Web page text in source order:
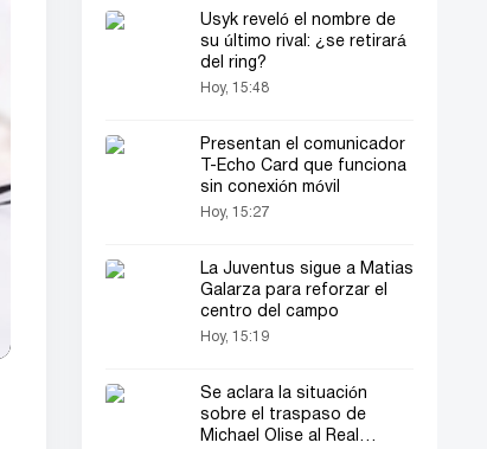
Usyk reveló el nombre de
su último rival: ¿se retirará
del ring?
Hoy, 15:48
Presentan el comunicador
T-Echo Card que funciona
sin conexión móvil
Hoy, 15:27
La Juventus sigue a Matias
Galarza para reforzar el
centro del campo
Hoy, 15:19
Se aclara la situación
sobre el traspaso de
Michael Olise al Real